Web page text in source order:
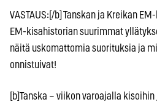
VASTAUS:[/b] Tanskan ja Kreikan
EM-kisahistorian suurimmat
näitä uskomattomia suorituksia ja
onnistuivat!
[b]Tanska – viikon varoajalla